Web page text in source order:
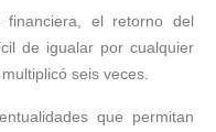
financiera, el retorno del
de igualar por cualquier
seis veces.
que permitan